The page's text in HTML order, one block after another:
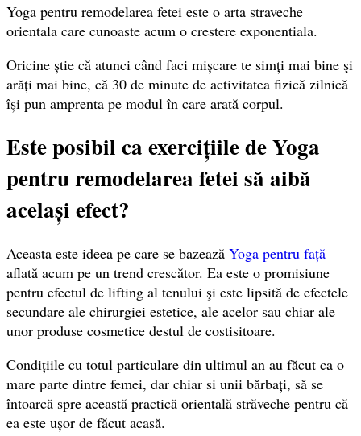
Yoga pentru remodelarea fetei este o arta straveche
orientala care cunoaste acum o crestere exponentiala.
Oricine știe că atunci când faci mișcare te simți mai bine şi
arăți mai bine, că 30 de minute de activitatea fizică zilnică
își pun amprenta pe modul în care arată corpul.
Este posibil ca exercițiile de Yoga
pentru remodelarea fetei să aibă
același efect?
Aceasta este ideea pe care se bazează Yoga pentru față
aflată acum pe un trend crescător. Ea este o promisiune
pentru efectul de lifting al tenului şi este lipsită de efectele
secundare ale chirurgiei estetice, ale acelor sau chiar ale
unor produse cosmetice destul de costisitoare.
Condițiile cu totul particulare din ultimul an au făcut ca o
mare parte dintre femei, dar chiar si unii bărbați, să se
întoarcă spre această practică orientală străveche pentru că
ea este ușor de făcut acasă.